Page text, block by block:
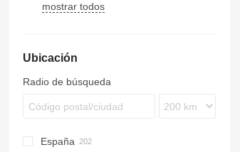
mostrar todos
Ubicación
Radio de búsqueda
España